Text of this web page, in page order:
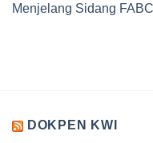
Menjelang Sidang
DOKPEN KWI